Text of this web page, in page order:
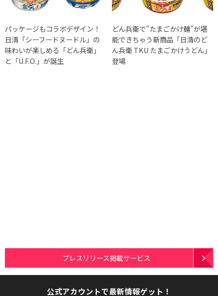
パッケージもコラボデザイン！
日清「シーフードヌードル」の
味わいが楽しめる「どん兵衛」
と「U.F.O.」が誕生
どん兵衛で”たまごかけ麺”が堪
能できちゃう新商品「日清のど
ん兵衛 TKU たまごかけうどん」
登場
プレスリリース掲載サービス
公式アカウントで最新情報ゲット！